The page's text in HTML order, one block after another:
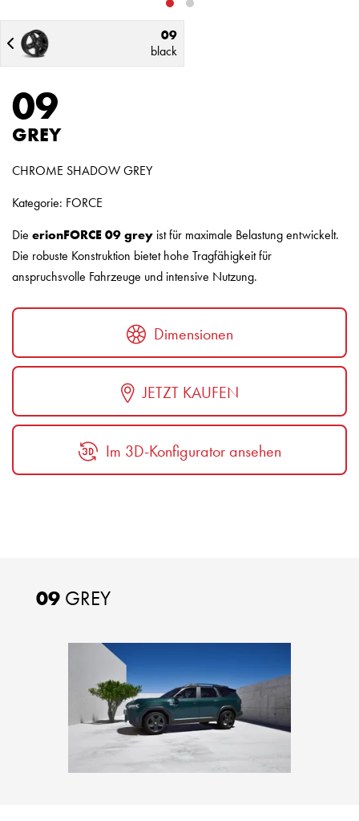
09
black
09
GREY
CHROME SHADOW GREY
Kategorie: FORCE
Die erionFORCE 09 grey ist für maximale Belastung entwickelt.
Die robuste Konstruktion bietet hohe Tragfähigkeit für
anspruchsvolle Fahrzeuge und intensive Nutzung.
Dimensionen
JETZT KAUFEN
Im 3D-Konfigurator ansehen
09 GREY